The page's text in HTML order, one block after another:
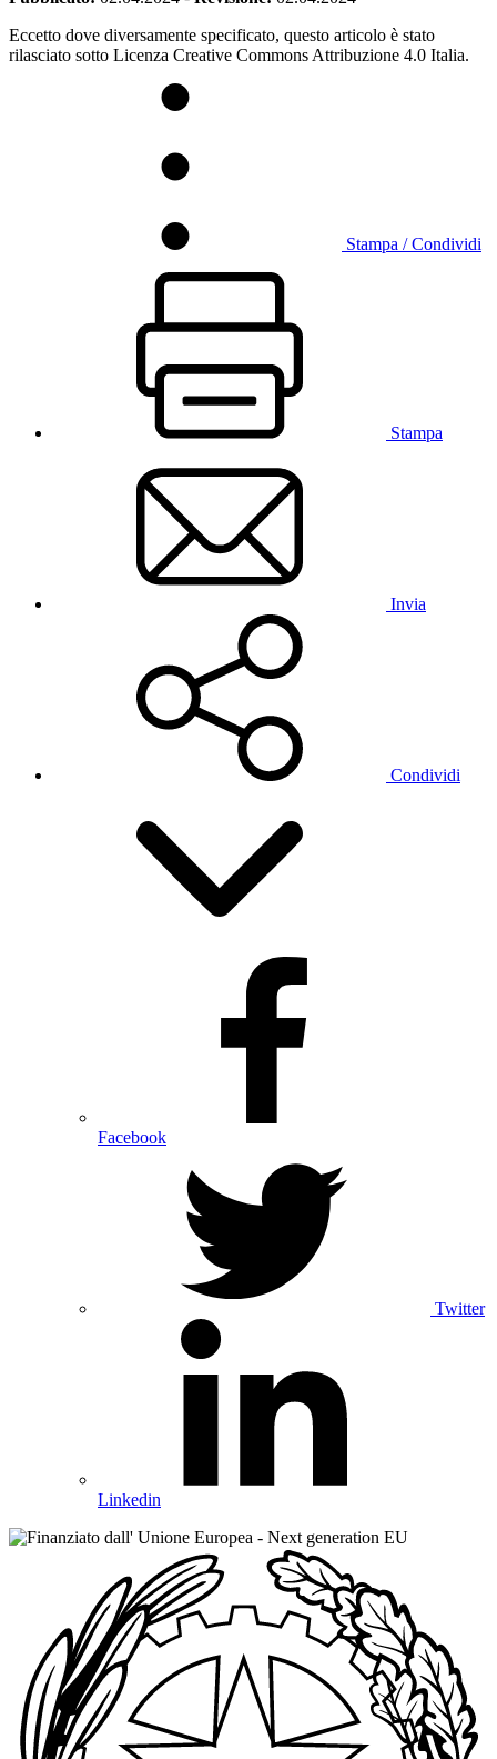
Eccetto dove diversamente specificato, questo articolo è stato
rilasciato sotto Licenza Creative Commons Attribuzione 4.0 Italia.
Stampa / Condividi
Stampa
Invia
Condividi
Facebook
Twitter
Linkedin